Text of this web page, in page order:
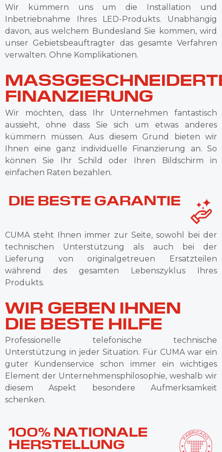
Wir kümmern uns um die Installation und
Inbetriebnahme Ihres LED-Produkts. Unabhängig
davon, aus welchem Bundesland Sie kommen, wird
unser Gebietsbeauftragter das gesamte Verfahren
verwalten. Ohne Komplikationen.
FINANZIERUNG
Wir möchten, dass Ihr Unternehmen fantastisch
aussieht, ohne dass Sie sich um etwas anderes
kümmern müssen. Aus diesem Grund bieten wir
Ihnen eine ganz individuelle Finanzierung an. So
können Sie Ihr Schild oder Ihren Bildschirm in
einfachen Raten bezahlen.
DIE BESTE GARANTIE
CUMA steht Ihnen immer zur Seite, sowohl bei der
technischen Unterstützung als auch bei der
Lieferung von originalgetreuen Ersatzteilen
während des gesamten Lebenszyklus Ihres
Produkts.
WIR GEBEN IHNEN
DIE BESTE HILFE
Professionelle telefonische technische
Unterstützung in jeder Situation. Für CUMA war ein
guter Kundenservice schon immer ein wichtiges
Element der Unternehmensphilosophie, weshalb wir
diesem Aspekt besondere Aufmerksamkeit
schenken.
100% NATIONALE
HERSTELLUNG